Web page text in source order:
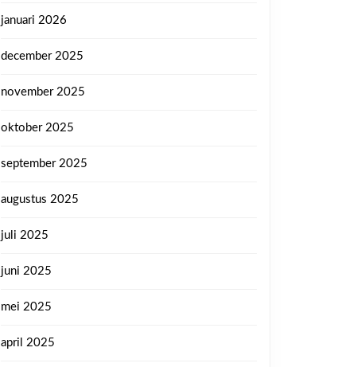
januari 2026
december 2025
november 2025
oktober 2025
september 2025
augustus 2025
juli 2025
juni 2025
mei 2025
april 2025